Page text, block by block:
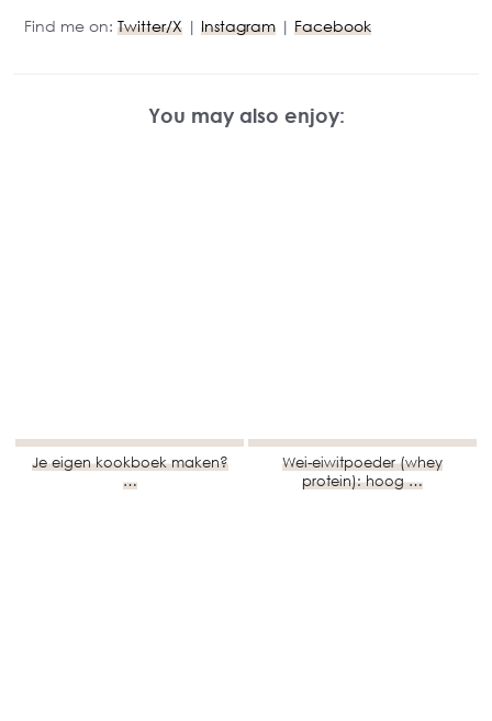
Find me on: Twitter/X | Instagram | Facebook
You may also enjoy:
Je eigen kookboek maken?
…
Wei-eiwitpoeder (whey
protein): hoog …